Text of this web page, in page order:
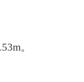
。